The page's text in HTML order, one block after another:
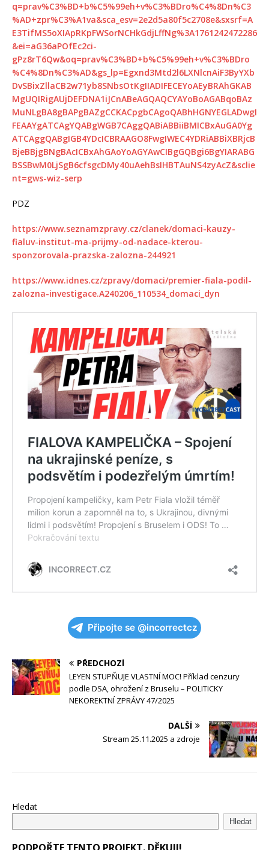
q=prav%C3%BD+b%C5%99eh+v%C3%BDro%C4%8Dn%C3
%AD+zpr%C3%A1va&sca_esv=2e2d5a80f5c2708e&sxsrf=A
E3TifMS5oXIApRKpFWSorNCHkGdjLffNg%3A1761242472286
&ei=aG36aPOfEc2ci-
gPz8rT6Qw&oq=prav%C3%BD+b%C5%99eh+v%C3%BDro
%C4%8Dn%C3%AD&gs_lp=Egxnd3Mtd2l6LXNlcnAiF3ByYXb
DvSBixZllaCB2w71yb8SNbsOtKgIIADIFECEYoAEyBRAhGKAB
MgUQIRigAUjDEFDNA1iJCnABeAGQAQCYAYoBoAGABqoBAz
MuNLgBA8gBAPgBAZgCCKACpgbCAgoQABhHGNYEGLADwgI
FEAAYgATCAgYQABgWGB7CAggQABiABBiiBMICBxAuGA0Yg
ATCAggQABgIGB4YDcICBRAAGO8FwgIWEC4YDRiABBiXBRjcB
BjeBBjgBNgBAcICBxAhGAoYoAGYAwCIBgGQBgi6BgYIARABG
BSSBwM0LjSgB6cfsgcDMy40uAehBsIHBTAuNS4zyAcZ&sclie
nt=gws-wiz-serp
PDZ
https://www.seznamzpravy.cz/clanek/domaci-kauzy-
fialuv-institut-ma-prijmy-od-nadace-kterou-
sponzorovala-prazska-zalozna-244921
https://www.idnes.cz/zpravy/domaci/premier-fiala-podil-
zalozna-investigace.A240206_110534_domaci_dyn
Připojte se @incorrectcz
PŘEDCHOZÍ
LEYEN STUPŇUJE VLASTNÍ MOC! Příklad cenzury
podle DSA, ohrožení z Bruselu – POLITICKY
NEKOREKTNÍ ZPRÁVY 47/2025
DALŠÍ
Stream 25.11.2025 a zdroje
Hledat
Hledat